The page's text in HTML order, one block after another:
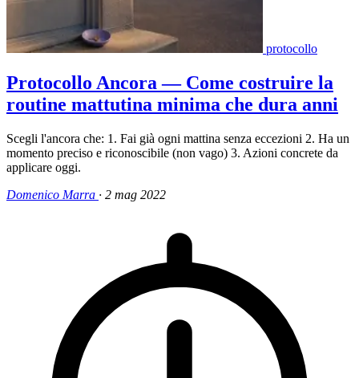
protocollo
Protocollo Ancora — Come costruire la
routine mattutina minima che dura anni
Scegli l'ancora che: 1. Fai già ogni mattina senza eccezioni 2. Ha un
momento preciso e riconoscibile (non vago) 3. Azioni concrete da
applicare oggi.
Domenico Marra · 2 mag 2022